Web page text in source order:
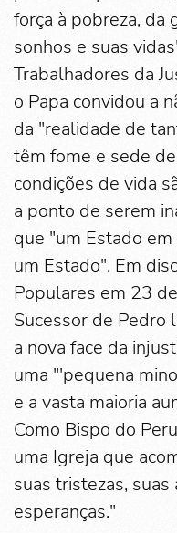
força à pobreza, da
sonhos e suas
Trabalhadores da
o Papa convidou a
da "realidade de
têm fome e sede
condições de vida
a ponto de serem
que "um Estado
um Estado". Em
Populares em 23
Sucessor de Pedro
a nova face da
uma "'pequena
e a vasta maioria
Como Bispo do
uma Igreja que
suas tristezas,
esperanças."